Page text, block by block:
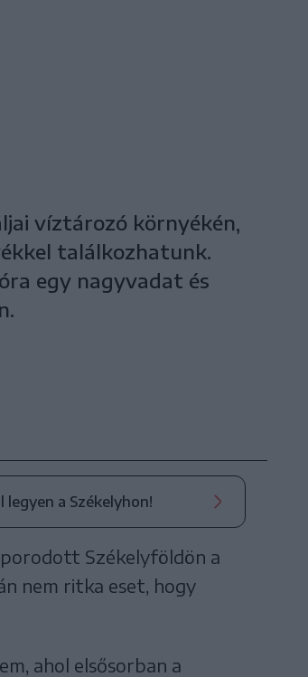
víztározó környékén,
találkozhatunk.
egy nagyvadat és
a Székelyhon!
Székelyföldön a
nem ritka eset, hogy
ahol elsősorban a